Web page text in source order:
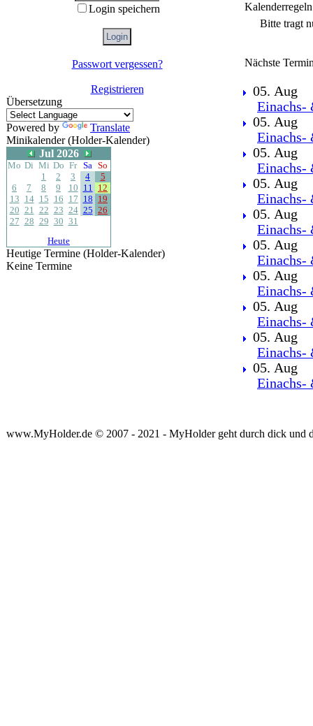
Login speichern
Passwort vergessen?
Registrieren
Übersetzung
Powered by
Translate
Minikalender (Holder-Kalender)
Jul 2026
Mo Di Mi Do Fr Sa So
1
2 3 4
5
6
7 8 9 10 11 12
13 14 15 16 17 18 19
20 21 22 23 24 25 26
27 28 29 30 31
Heute
Heutige Termine (Holder-Kalender)
Keine Termine
Kalenderregeln
Bitte tragt
Nächste
05. Aug
Einachs-
05. Aug
Einachs-
05. Aug
Einachs-
05. Aug
Einachs-
05. Aug
Einachs-
05. Aug
Einachs-
05. Aug
Einachs-
05. Aug
Einachs-
05. Aug
Einachs-
05. Aug
Einachs-
www.MyHolder.de © 2007 - 2021 - MyHolder geht durch dick und